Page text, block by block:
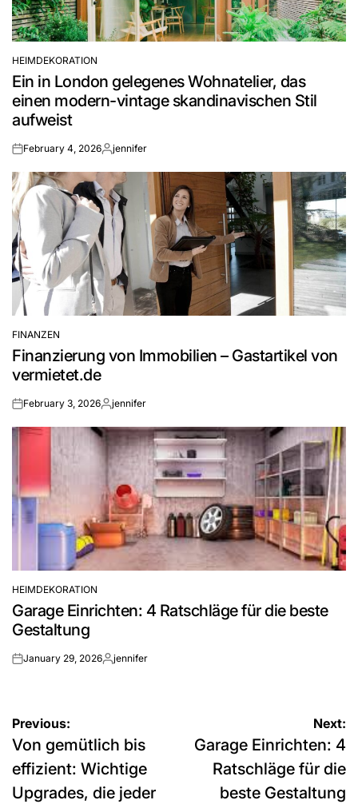
POSTED
IN
HEIMDEKORATION
Ein in London gelegenes Wohnatelier, das
einen modern-vintage skandinavischen Stil
aufweist
onFebruary 4, 2026Posted
jennifer
POSTED
IN
FINANZEN
Finanzierung von Immobilien – Gastartikel von
vermietet.de
onFebruary 3, 2026Posted
jennifer
POSTED
IN
HEIMDEKORATION
Garage Einrichten: 4 Ratschläge für die beste
Gestaltung
onJanuary 29, 2026Posted
jennifer
Post
navigation
Previous:
Von gemütlich bis
effizient: Wichtige
Upgrades, die jeder
Next:
Garage Einrichten: 4
Ratschläge für die
beste Gestaltung